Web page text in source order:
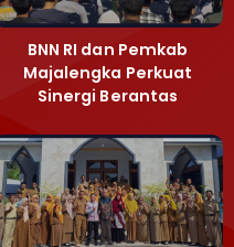
BNN RI dan Pemkab
Majalengka Perkuat
Sinergi Berantas
Narkoba